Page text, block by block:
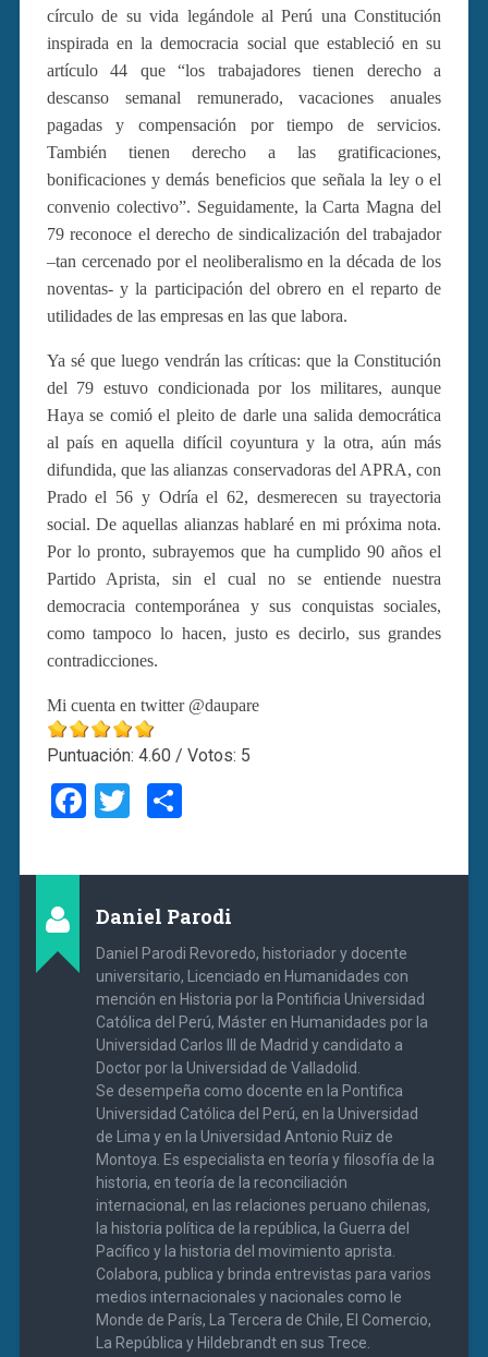
círculo de su vida legándole al Perú una Constitución
inspirada en la democracia social que estableció en su
artículo 44 que “los trabajadores tienen derecho a
descanso semanal remunerado, vacaciones anuales
pagadas y compensación por tiempo de servicios.
También tienen derecho a las gratificaciones,
bonificaciones y demás beneficios que señala la ley o el
convenio colectivo”. Seguidamente, la Carta Magna del
79 reconoce el derecho de sindicalización del trabajador
–tan cercenado por el neoliberalismo en la década de los
noventas- y la participación del obrero en el reparto de
utilidades de las empresas en las que labora.
Ya sé que luego vendrán las críticas: que la Constitución
del 79 estuvo condicionada por los militares, aunque
Haya se comió el pleito de darle una salida democrática
al país en aquella difícil coyuntura y la otra, aún más
difundida, que las alianzas conservadoras del APRA, con
Prado el 56 y Odría el 62, desmerecen su trayectoria
social. De aquellas alianzas hablaré en mi próxima nota.
Por lo pronto, subrayemos que ha cumplido 90 años el
Partido Aprista, sin el cual no se entiende nuestra
democracia contemporánea y sus conquistas sociales,
como tampoco lo hacen, justo es decirlo, sus grandes
contradicciones.
Mi cuenta en twitter @daupare
Puntuación: 4.60 / Votos: 5
Facebook
TwitterCompartir
Daniel Parodi
Daniel Parodi Revoredo, historiador y docente
universitario, Licenciado en Humanidades con
mención en Historia por la Pontificia Universidad
Católica del Perú, Máster en Humanidades por la
Universidad Carlos III de Madrid y candidato a
Doctor por la Universidad de Valladolid.
Se desempeña como docente en la Pontifica
Universidad Católica del Perú, en la Universidad
de Lima y en la Universidad Antonio Ruiz de
Montoya. Es especialista en teoría y filosofía de la
historia, en teoría de la reconciliación
internacional, en las relaciones peruano chilenas,
la historia política de la república, la Guerra del
Pacífico y la historia del movimiento aprista.
Colabora, publica y brinda entrevistas para varios
medios internacionales y nacionales como le
Monde de París, La Tercera de Chile, El Comercio,
La República y Hildebrandt en sus Trece.